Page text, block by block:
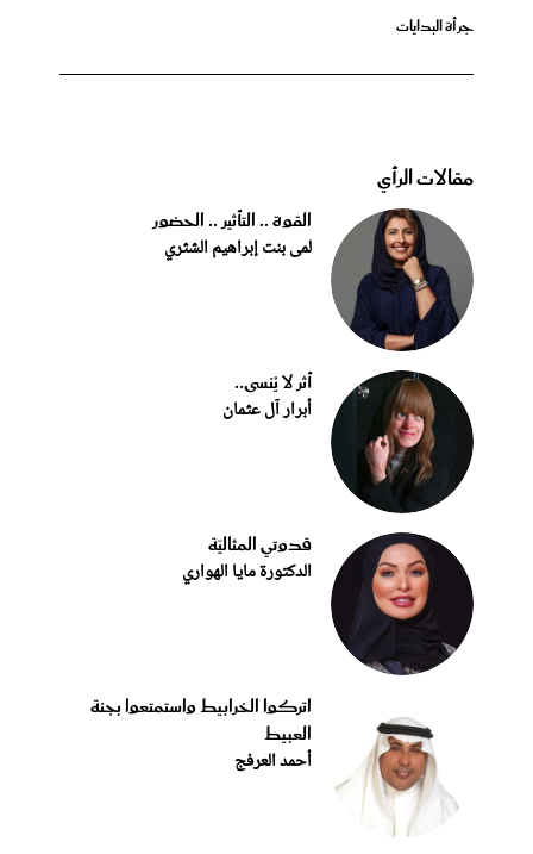
جرأة البدايات
مقالات الرأي
القوة .. التأثير .. الحضور
لمى بنت إبراهيم الشثري
أثر لا يُنسى..
أبرار آل عثمان
قدوتي المثاليّة
الدكتورة مايا الهواري
اتركوا الخرابيط واستمتعوا بجنة
العبيط
أحمد العرفج